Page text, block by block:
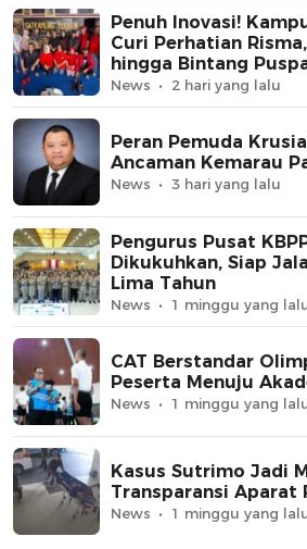
Penuh Inovasi!
Curi Perhatian
hingga Bintang
News 2 hari yang lalu
Peran Pemuda
Ancaman Kemarau
News 3 hari yang lalu
Pengurus Pusat
Dikukuhkan, Siap
Lima Tahun
News 1 minggu yang
CAT Berstandar
Peserta Menuju
News 1 minggu yang
Kasus Sutrimo Jadi
Transparansi Aparat
News 1 minggu yang